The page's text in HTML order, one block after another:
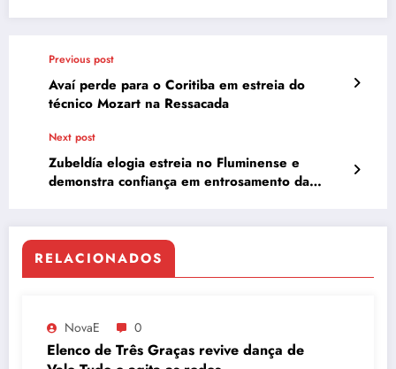
Previous post
Avaí perde para o Coritiba em estreia do
técnico Mozart na Ressacada
Next post
Zubeldía elogia estreia no Fluminense e
demonstra confiança em entrosamento da
RELACIONADOS
NovaE 0
Elenco de Três Graças revive dança de